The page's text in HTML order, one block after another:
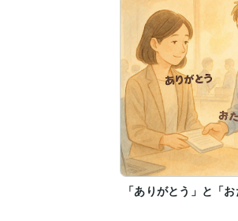
「話したい」「聞
そう思えたとき
これまでずっと
大切に聴かせて
どんなお話でも
心がふっと軽くな
そんな時間にな
「ありがとう」と「